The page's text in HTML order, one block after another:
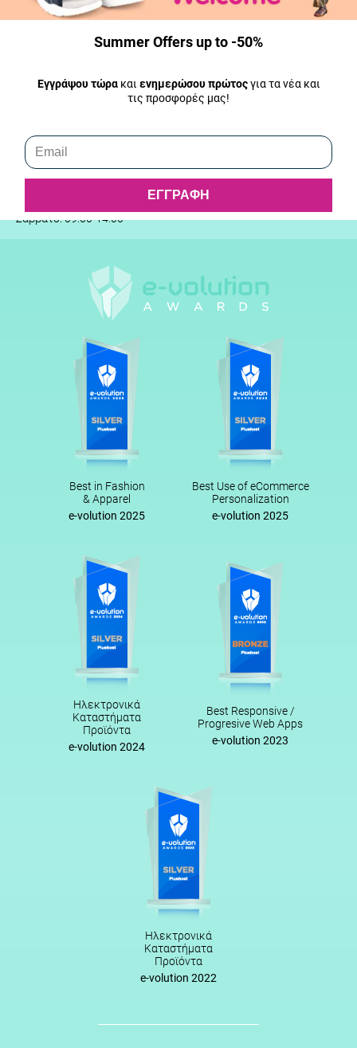
Ο Λογαριασμός μου
Επικοινωνία
Δημάρχου Ανδρεαδάκη 29
Τηλ: 2261021008
contact@serafinoshoes.gr
Σάββατο: 09:00-14:00
Best in Fashion
& Apparel
e-volution 2025
Best Use of eCommerce
Personalization
e-volution 2025
Ηλεκτρονικά
Καταστήματα
Προϊόντα
e-volution 2024
Best Responsive /
Progresive Web Apps
e-volution 2023
Ηλεκτρονικά
Καταστήματα
Προϊόντα
e-volution 2022
Summer Offers up to -50%
Εγγράψου τώρακαι ενημερώσου πρώτοςγια τα νέα και
τις προσφορές μας!
ΕΓΓΡΑΦΗ